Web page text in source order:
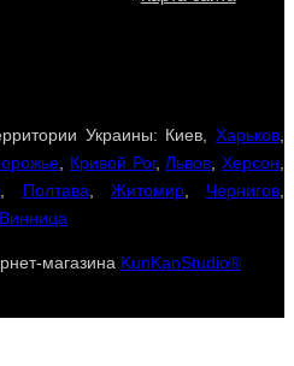
Украины: Киев, Харьков,
, Кривой Рог,Львов,Херсон,
, Полтава, Житомир, Чернигов,
Винница
магазина KunKanStudio®